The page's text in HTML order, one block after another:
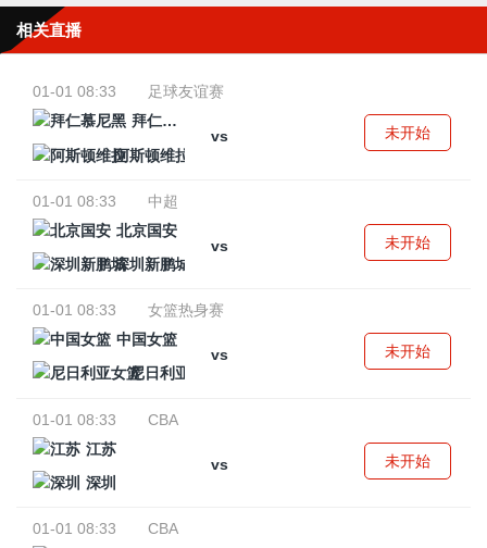
相关直播
01-01 08:33
足球友谊赛
拜仁慕尼黑
vs
阿斯顿维拉
未开始
01-01 08:33
中超
北京国安
vs
深圳新鹏城
未开始
01-01 08:33
女篮热身赛
中国女篮
vs
尼日利亚女篮
未开始
01-01 08:33
CBA
江苏
vs
深圳
未开始
01-01 08:33
CBA